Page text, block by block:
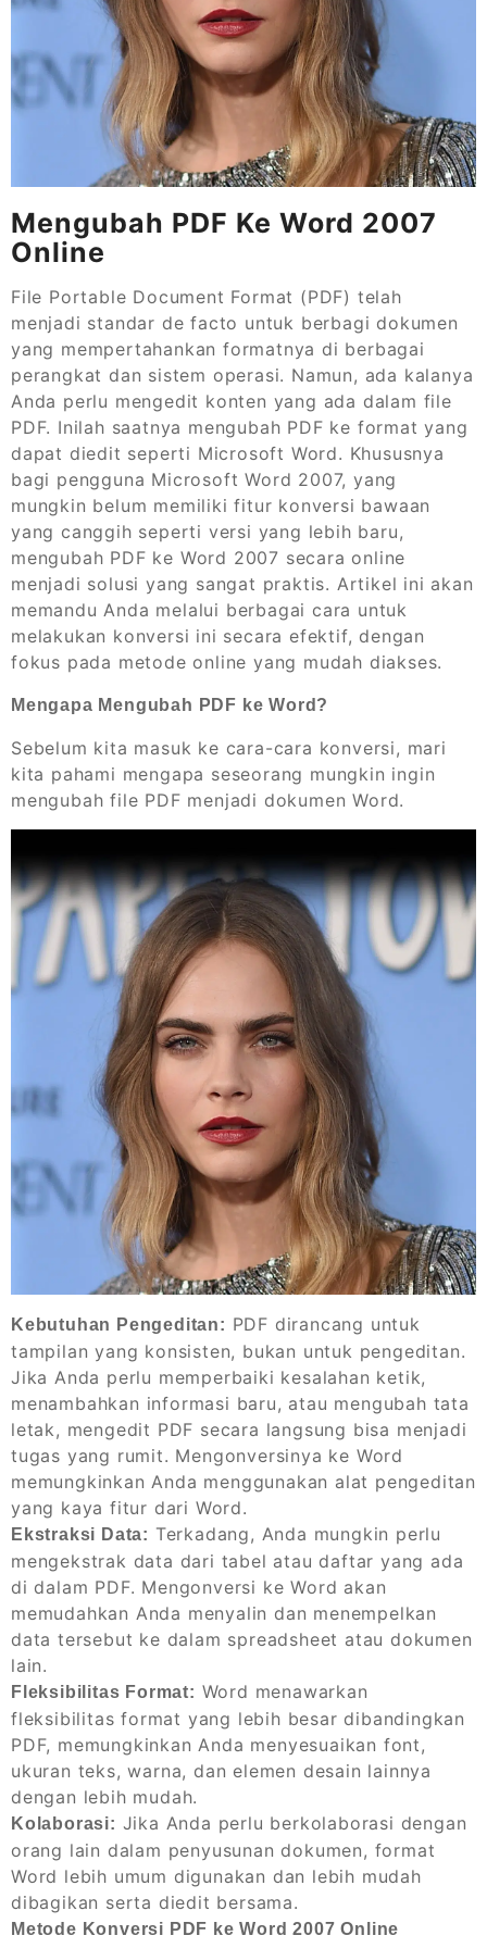
Mengubah PDF Ke Word 2007
Online
File Portable Document Format (PDF) telah
menjadi standar de facto untuk berbagi dokumen
yang mempertahankan formatnya di berbagai
perangkat dan sistem operasi. Namun, ada kalanya
Anda perlu mengedit konten yang ada dalam file
PDF. Inilah saatnya mengubah PDF ke format yang
dapat diedit seperti Microsoft Word. Khususnya
bagi pengguna Microsoft Word 2007, yang
mungkin belum memiliki fitur konversi bawaan
yang canggih seperti versi yang lebih baru,
mengubah PDF ke Word 2007 secara online
menjadi solusi yang sangat praktis. Artikel ini akan
memandu Anda melalui berbagai cara untuk
melakukan konversi ini secara efektif, dengan
fokus pada metode online yang mudah diakses.
Mengapa Mengubah PDF ke Word?
Sebelum kita masuk ke cara-cara konversi, mari
kita pahami mengapa seseorang mungkin ingin
mengubah file PDF menjadi dokumen Word.
Kebutuhan Pengeditan: PDF dirancang untuk
tampilan yang konsisten, bukan untuk pengeditan.
Jika Anda perlu memperbaiki kesalahan ketik,
menambahkan informasi baru, atau mengubah tata
letak, mengedit PDF secara langsung bisa menjadi
tugas yang rumit. Mengonversinya ke Word
memungkinkan Anda menggunakan alat pengeditan
yang kaya fitur dari Word.
Ekstraksi Data: Terkadang, Anda mungkin perlu
mengekstrak data dari tabel atau daftar yang ada
di dalam PDF. Mengonversi ke Word akan
memudahkan Anda menyalin dan menempelkan
data tersebut ke dalam spreadsheet atau dokumen
lain.
Fleksibilitas Format: Word menawarkan
fleksibilitas format yang lebih besar dibandingkan
PDF, memungkinkan Anda menyesuaikan font,
ukuran teks, warna, dan elemen desain lainnya
dengan lebih mudah.
Kolaborasi: Jika Anda perlu berkolaborasi dengan
orang lain dalam penyusunan dokumen, format
Word lebih umum digunakan dan lebih mudah
dibagikan serta diedit bersama.
Metode Konversi PDF ke Word 2007 Online